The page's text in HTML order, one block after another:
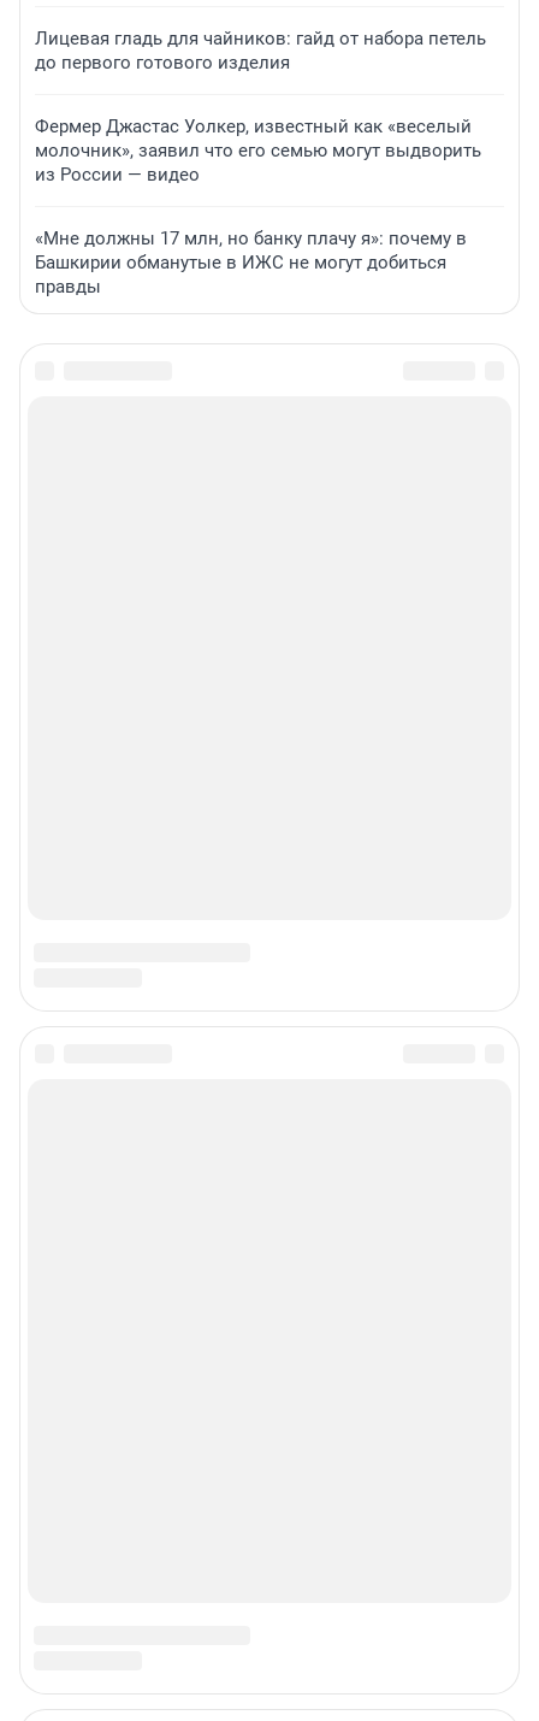
Лицевая гладь для чайников: гайд от набора петель
до первого готового изделия
Фермер Джастас Уолкер, известный как «веселый
молочник», заявил что его семью могут выдворить
из России — видео
«Мне должны 17 млн, но банку плачу я»: почему в
Башкирии обманутые в ИЖС не могут добиться
правды